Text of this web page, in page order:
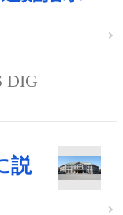
DIG
説